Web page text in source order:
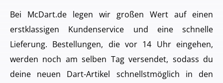
Bei McDart.de legen wir großen Wert auf einen
erstklassigen Kundenservice und eine schnelle
Lieferung. Bestellungen, die vor 14 Uhr eingehen,
werden noch am selben Tag versendet, sodass du
deine neuen Dart-Artikel schnellstmöglich in den